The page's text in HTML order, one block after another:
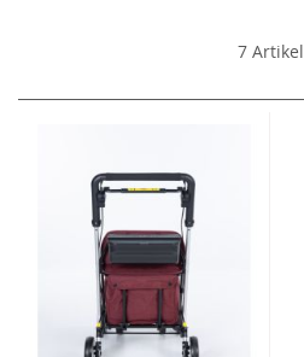
7Artikel